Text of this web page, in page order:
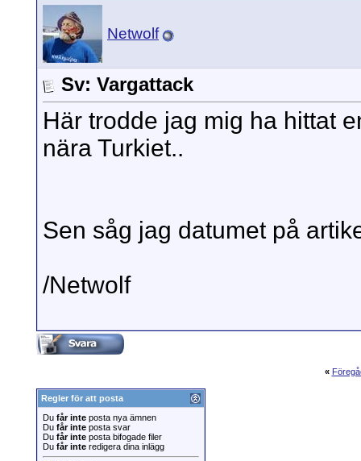
Netwolf
Sv: Vargattack
Här trodde jag mig ha hittat
nära Turkiet..
Sen såg jag datumet på
/Netwolf
«
Regler för att posta
Du får inte posta nya ämnen
Du får inte posta svar
Du får inte posta bifogade filer
Du får inte redigera dina inlägg